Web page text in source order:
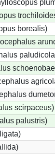
borealis)
scirpaceus)
palustris)